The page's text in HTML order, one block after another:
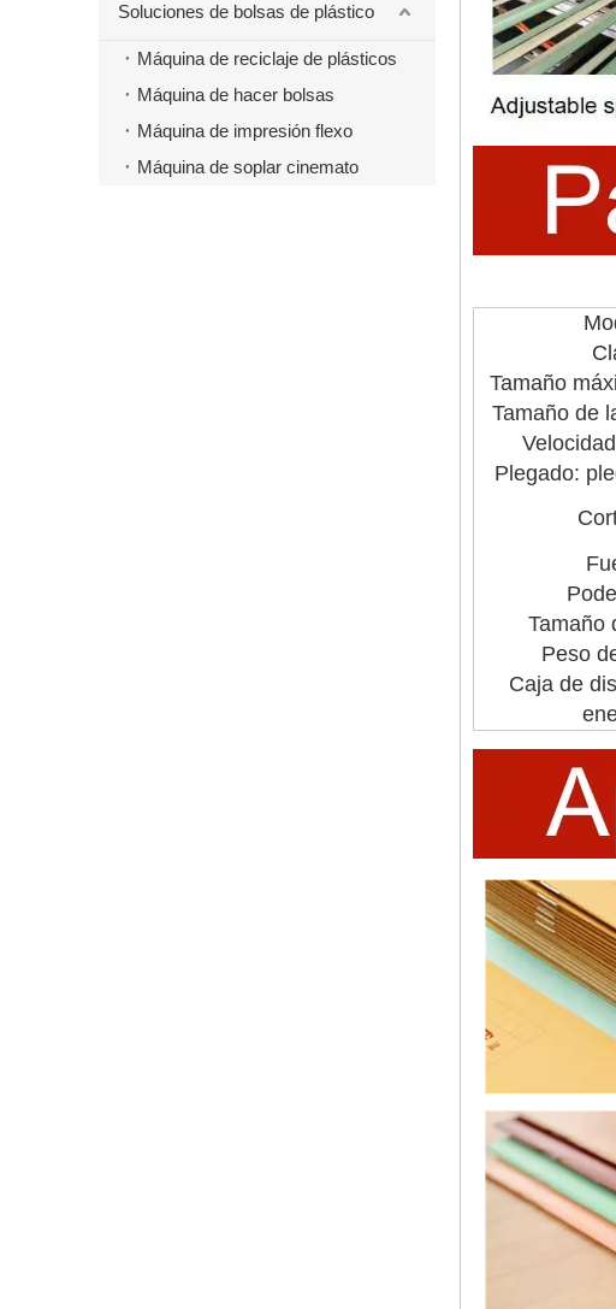
Soluciones de bolsas de plástico
Máquina de reciclaje de plásticos
Máquina de hacer bolsas
Máquina de impresión flexo
Máquina de soplar cinemato
Tamaño
Tamaño de
Plegado:
Tamaño
Peso
Caja de